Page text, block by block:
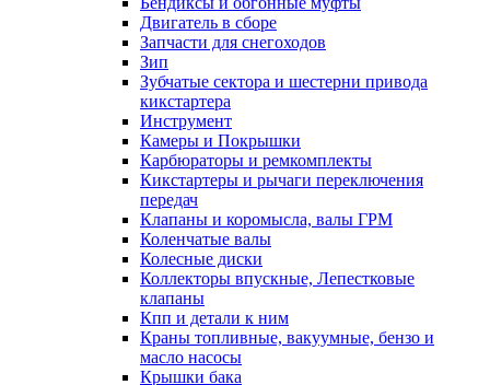
Двигатель в сборе
Запчасти для снегоходов
Зип
Зубчатые сектора и шестерни привода
кикстартера
Инструмент
Камеры и Покрышки
Карбюраторы и ремкомплекты
Кикстартеры и рычаги переключения
передач
Клапаны и коромысла, валы ГРМ
Коленчатые валы
Колесные диски
Коллекторы впускные, Лепестковые
клапаны
Кпп и детали к ним
Краны топливные, вакуумные, бензо и
масло насосы
Крышки бака